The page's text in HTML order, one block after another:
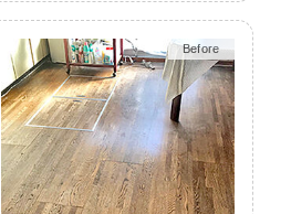
Before
After